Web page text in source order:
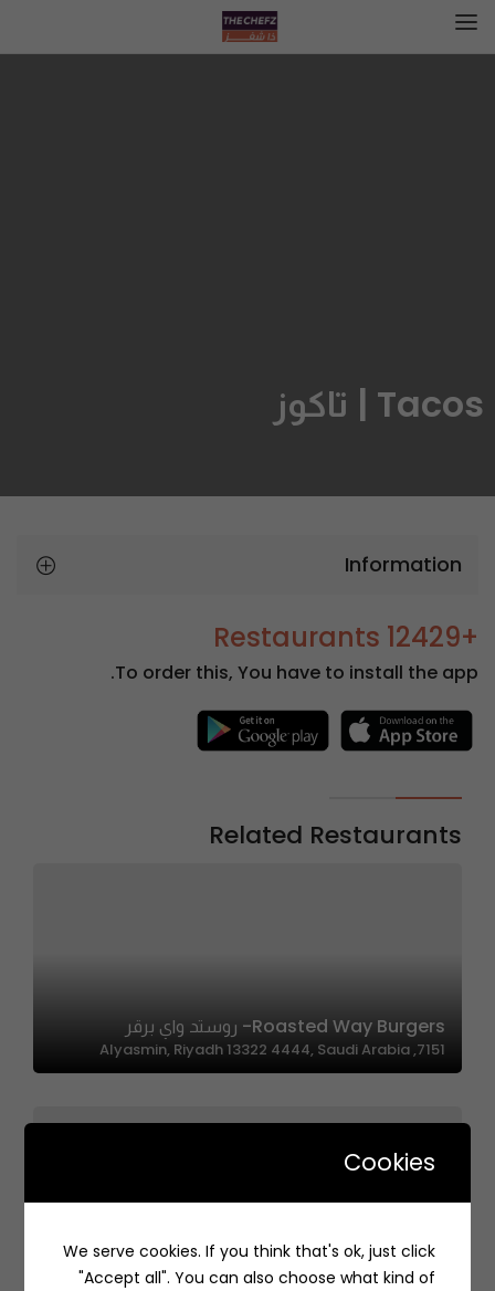
Tacos | تاكوز
Information
+12429 Restaurants
To order this, You have to install the app.
Related Restaurants
Roasted Way Burgers- روستد واي برقر
7151, Alyasmin, Riyadh 13322 4444, Saudi Arabia
Khayal | خيال
Cookies
We serve cookies. If you think that's ok, just click
"Accept all". You can also choose what kind of